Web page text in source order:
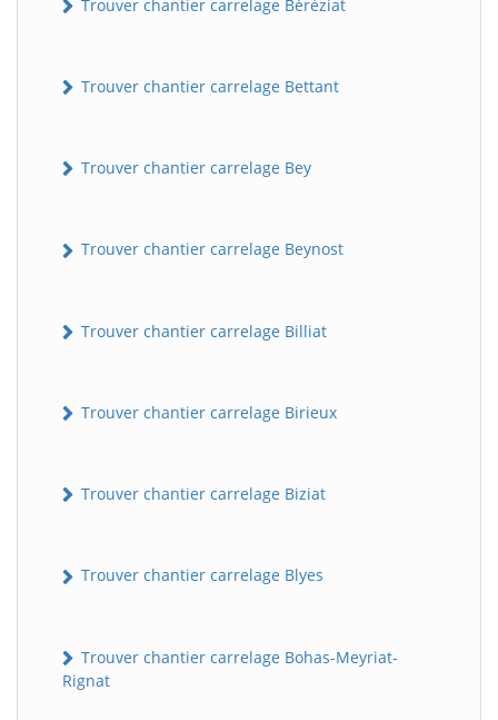
Trouver chantier carrelage Béréziat
Trouver chantier carrelage Bettant
Trouver chantier carrelage Bey
Trouver chantier carrelage Beynost
Trouver chantier carrelage Billiat
Trouver chantier carrelage Birieux
Trouver chantier carrelage Biziat
Trouver chantier carrelage Blyes
Trouver chantier carrelage Bohas-Meyriat-
Rignat